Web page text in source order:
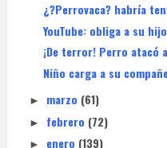
¿?Perrovaca? habría
YouTube: obliga a su
¡De terror! Perro atacó
Niño carga a su
► marzo (61)
► febrero (72)
► enero (139)